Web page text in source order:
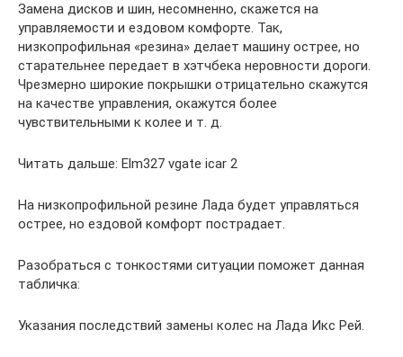
Замена дисков и шин, несомненно, скажется на
управляемости и ездовом комфорте. Так,
низкопрофильная «резина» делает машину острее, но
старательнее передает в хэтчбека неровности дороги.
Чрезмерно широкие покрышки отрицательно скажутся
на качестве управления, окажутся более
чувствительными к колее и т. д.
Читать дальше: Elm327 vgate icar 2
На низкопрофильной резине Лада будет управляться
острее, но ездовой комфорт пострадает.
Разобраться с тонкостями ситуации поможет данная
табличка:
Указания последствий замены колес на Лада Икс Рей.